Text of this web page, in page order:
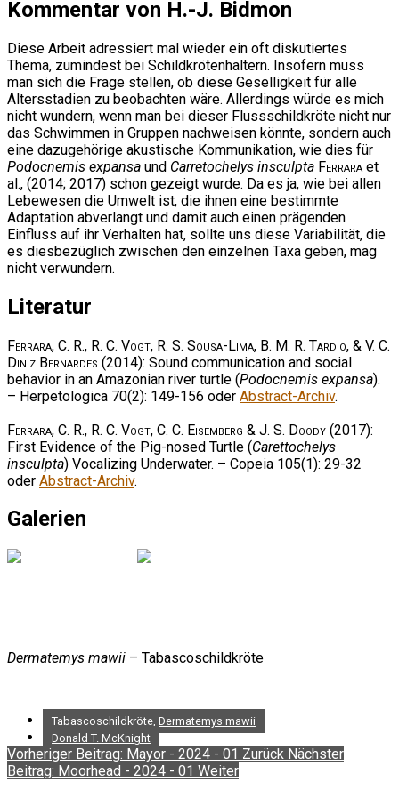
Kommentar von H.-J. Bidmon
Diese Arbeit adressiert mal wieder ein oft diskutiertes
Thema, zumindest bei Schildkrötenhaltern. Insofern muss
man sich die Frage stellen, ob diese Geselligkeit für alle
Altersstadien zu beobachten wäre. Allerdings würde es mich
nicht wundern, wenn man bei dieser Flussschildkröte nicht nur
das Schwimmen in Gruppen nachweisen könnte, sondern auch
eine dazugehörige akustische Kommunikation, wie dies für
Podocnemis expansa und Carretochelys insculpta Ferrara et
al., (2014; 2017) schon gezeigt wurde. Da es ja, wie bei allen
Lebewesen die Umwelt ist, die ihnen eine bestimmte
Adaptation abverlangt und damit auch einen prägenden
Einfluss auf ihr Verhalten hat, sollte uns diese Variabilität, die
es diesbezüglich zwischen den einzelnen Taxa geben, mag
nicht verwundern.
Literatur
Ferrara, C. R., R. C. Vogt, R. S. Sousa-Lima, B. M. R. Tardio, & V. C.
Diniz Bernardes (2014): Sound communication and social
behavior in an Amazonian river turtle (Podocnemis expansa).
– Herpetologica 70(2): 149-156 oder Abstract-Archiv.
Ferrara, C. R., R. C. Vogt, C. C. Eisemberg & J. S. Doody (2017):
First Evidence of the Pig-nosed Turtle (Carettochelys
insculpta) Vocalizing Underwater. – Copeia 105(1): 29-32
oder Abstract-Archiv.
Galerien
Dermatemys mawii – Tabascoschildkröte
Tabascoschildkröte, Dermatemys mawii
Donald T. McKnight
Vorheriger Beitrag: Mayor - 2024 - 01 Zurück Nächster
Beitrag: Moorhead - 2024 - 01 Weiter